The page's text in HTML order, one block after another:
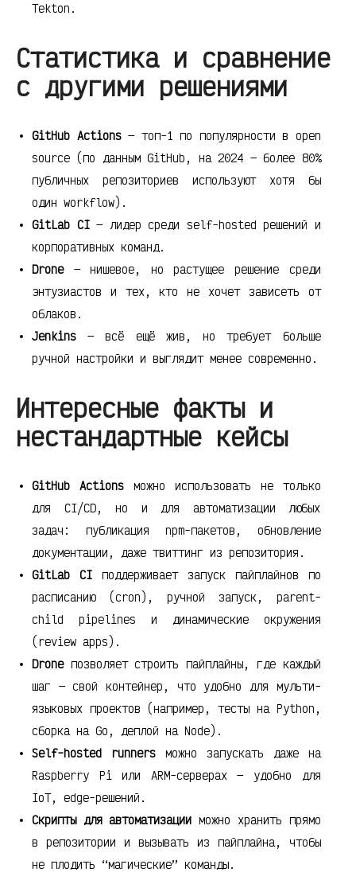
Tekton.
Статистика и сравнение
с другими решениями
GitHub Actions— топ-1 по популярности в open
source (по данным GitHub, на 2024 — более 80%
публичных репозиториев используют хотя бы
один workflow).
GitLab CI— лидер среди self-hosted решений и
корпоративных команд.
Drone— нишевое, но растущее решение среди
энтузиастов и тех, кто не хочет зависеть от
облаков.
Jenkins — всё ещё жив, но требует больше
ручной настройки и выглядит менее современно.
Интересные факты и
нестандартные кейсы
GitHub Actionsможно использовать не только
для CI/CD, но и для автоматизации любых
задач: публикация npm-пакетов, обновление
документации, даже твиттинг из репозитория.
GitLab CIподдерживает запуск пайплайнов по
расписанию (cron), ручной запуск, parent-
child pipelines и динамические окружения
(review apps).
Droneпозволяет строить пайплайны, где каждый
шаг — свой контейнер, что удобно для мульти-
языковых проектов (например, тесты на Python,
сборка на Go, деплой на Node).
Self-hosted runnersможно запускать даже на
Raspberry Pi или ARM-серверах — удобно для
IoT, edge-решений.
Скрипты для автоматизации можно хранить прямо
в репозитории и вызывать из пайплайна, чтобы
не плодить “магические” команды.